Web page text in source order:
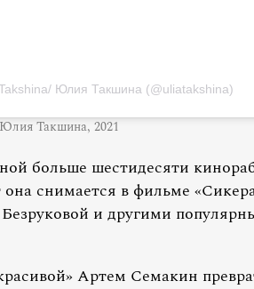
Юлия Такшина (@uliatakshina)
Такшина, 2021
больше шестидесяти
снимается в фильме
и другими
Артем Семакин